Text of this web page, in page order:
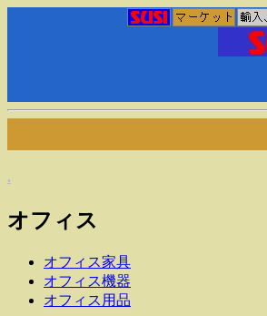
.
オフィス
オフィス家具
オフィス機器
オフィス用品